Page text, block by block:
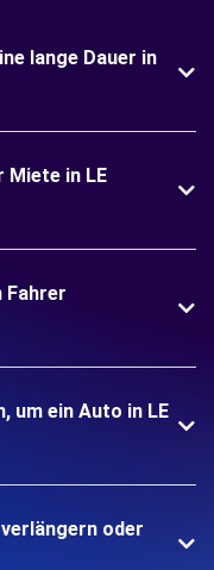
lange Dauer in
Miete in LE
Fahrer
um ein Auto in LE
oder